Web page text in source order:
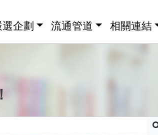
選企劃 流通管道 相關連結